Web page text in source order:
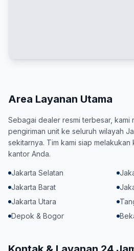
Area Layanan Utama
Sebagai dealer resmi terbesar, kami
pengiriman unit ke seluruh wilayah
sekitarnya. Tim kami siap melakukan
kantor Anda.
Jakarta Selatan
Jakarta Barat
Jakarta Utara
Depok & Bogor